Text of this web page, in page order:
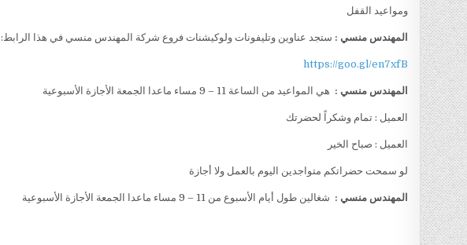
ومواعيد القفل
المهندس منسي : ستجد عناوين وتليفونات ولوكيشنات فروع شركة المهندس منسي في هذا الرابط:
https://goo.gl/en7xfB
المهندس منسي : هي المواعيد من الساعة 11 – 9 مساء ماعدا الجمعة الأجازة الأسبوعية
العميل : تمام وشكراً لحضرتك
العميل : صباح الخير
لو سمحت حضراتكم متواجدين اليوم بالعمل ولا أجازة
المهندس منسي : شغالين طول أيام الأسبوع من 11 – 9 مساء ماعدا الجمعة الأجازة الأسبوعية